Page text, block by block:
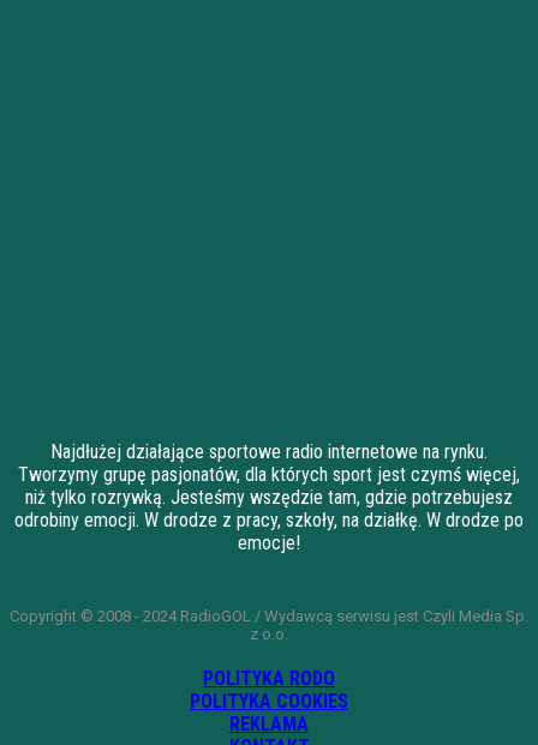
Najdłużej działające sportowe radio internetowe na rynku.
Tworzymy grupę pasjonatów, dla których sport jest czymś więcej,
niż tylko rozrywką. Jesteśmy wszędzie tam, gdzie potrzebujesz
odrobiny emocji. W drodze z pracy, szkoły, na działkę. W drodze po
emocje!
Copyright © 2008 - 2024 RadioGOL / Wydawcą serwisu jest Czyli Media Sp.
z o.o.
POLITYKA RODO
POLITYKA COOKIES
REKLAMA